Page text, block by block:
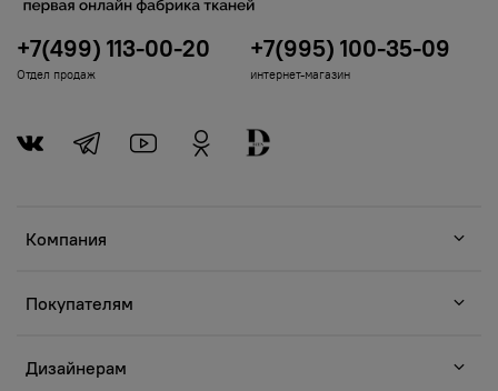
Компания
Покупателям
Дизайнерам
+7(499) 113-00-20
Отдел продаж
+7(995) 100-35-09
интернет-магазин